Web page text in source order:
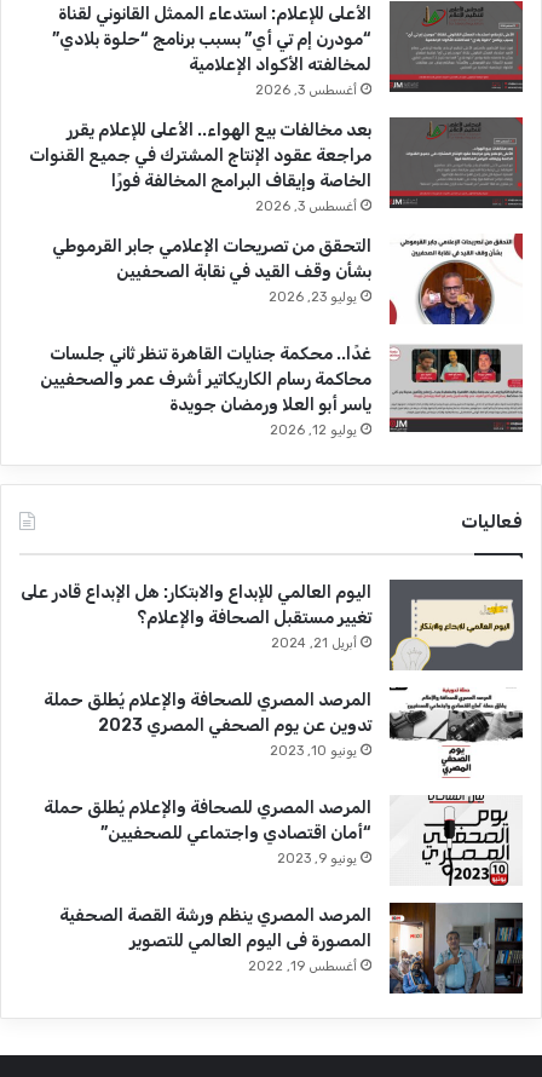
b
e
ا
م
الأعلى للإعلام: استدعاء الممثل القانوني لقناة
“مودرن إم تي أي” بسبب برنامج “حلوة بلادي”
لمخالفته الأكواد الإعلامية
أغسطس 3, 2026
بعد مخالفات بيع الهواء.. الأعلى للإعلام يقرر
مراجعة عقود الإنتاج المشترك في جميع القنوات
الخاصة وإيقاف البرامج المخالفة فورًا
أغسطس 3, 2026
التحقق من تصريحات الإعلامي جابر القرموطي
بشأن وقف القيد في نقابة الصحفيين
يوليو 23, 2026
غدًا.. محكمة جنايات القاهرة تنظر ثاني جلسات
محاكمة رسام الكاريكاتير أشرف عمر والصحفيين
ياسر أبو العلا ورمضان جويدة
يوليو 12, 2026
فعاليات
اليوم العالمي للإبداع والابتكار: هل الإبداع قادر على
تغيير مستقبل الصحافة والإعلام؟
أبريل 21, 2024
المرصد المصري للصحافة والإعلام يُطلق حملة
تدوين عن يوم الصحفي المصري 2023
يونيو 10, 2023
المرصد المصري للصحافة والإعلام يُطلق حملة
“أمان اقتصادي واجتماعي للصحفيين”
يونيو 9, 2023
المرصد المصري ينظم ورشة القصة الصحفية
المصورة فى اليوم العالمي للتصوير
أغسطس 19, 2022